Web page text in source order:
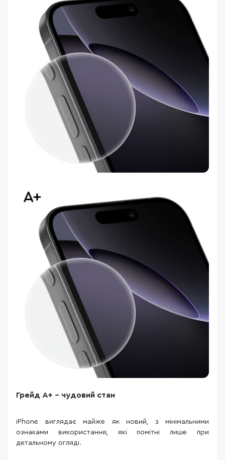
Грейд A+ – чудовий стан
iPhone виглядає майже як новий, з мінімальними
ознаками використання, які помітні лише при
детальному огляді.